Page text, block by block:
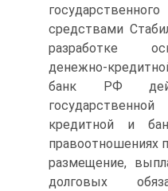
средствами
разработке
денежно-
банк РФ
кредитной и
правоотношениях
размещение,
долговых